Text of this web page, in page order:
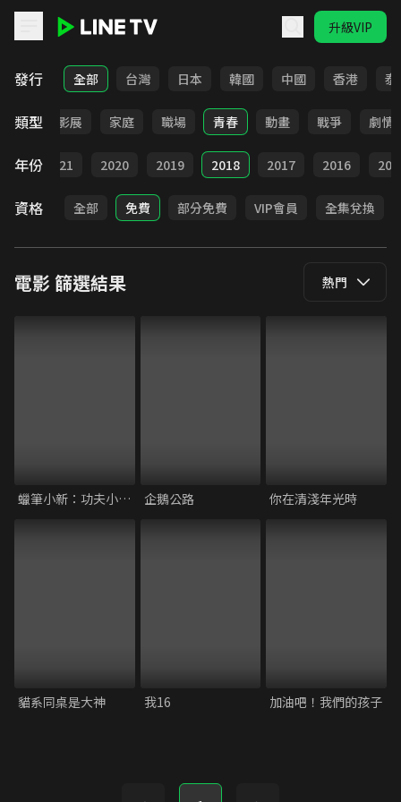
升級VIP
LINE TV - 電影
發行 全部 台灣 日本 韓國 中國 香港 泰
類型
奇幻 影展 家庭 職場 青春 動畫 戰爭 劇情
年份 2021 2020 2019 2018 2017 2016
資格 全部 免費 部分免費 VIP會員 全集兌換
電影篩選結果 熱門
蠟筆小新：功夫小子 拉麵大亂鬥 企鵝公路 你在清淺年光時
貓系同桌是大神 我16 加油吧！我們的孩子